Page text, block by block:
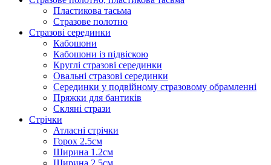
Пластикова тасьма
Стразове полотно
Стразові серединки
Кабошони
Кабошони із підвіскою
Круглі стразові серединки
Овальні стразові серединки
Серединки у подвійному стразовому обрамленні
Пряжки для бантиків
Скляні стрази
Стрічки
Атласні стрічки
Горох 2.5см
Ширина 1.2см
Ширина 2.5см